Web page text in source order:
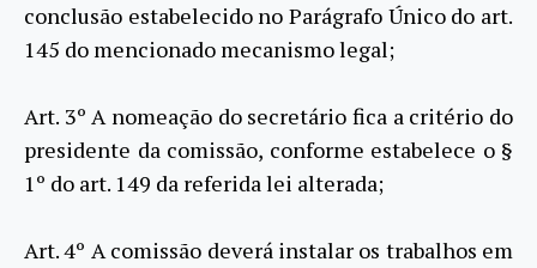
conclusão estabelecido no Parágrafo Único do art.
145 do mencionado mecanismo legal;
Art. 3º A nomeação do secretário fica a critério do
presidente da comissão, conforme estabelece o §
1º do art. 149 da referida lei alterada;
Art. 4º A comissão deverá instalar os trabalhos em